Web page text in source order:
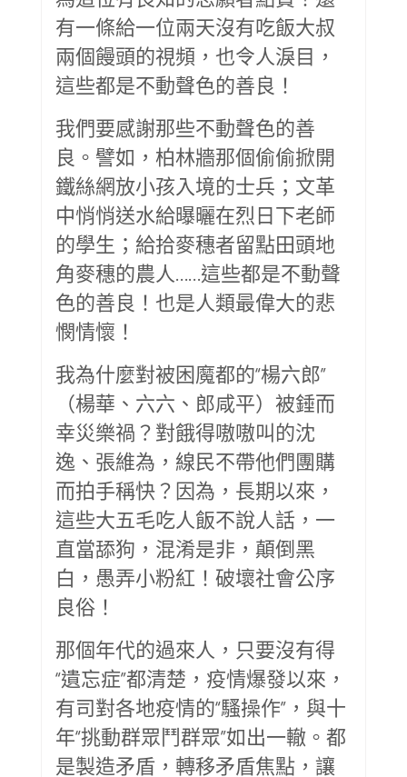
有一條給一位兩天沒有吃飯大叔
兩個饅頭的視頻，也令人淚目，
這些都是不動聲色的善良！
我們要感謝那些不動聲色的善
良。譬如，柏林牆那個偷偷掀開
鐵絲網放小孩入境的士兵；文革
中悄悄送水給曝曬在烈日下老師
的學生；給拾麥穗者留點田頭地
角麥穗的農人……這些都是不動聲
色的善良！也是人類最偉大的悲
憫情懷！
我為什麼對被困魔都的“楊六郎”
（楊華、六六、郎咸平）被錘而
幸災樂禍？對餓得嗷嗷叫的沈
逸、張維為，線民不帶他們團購
而拍手稱快？因為，長期以來，
這些大五毛吃人飯不說人話，一
直當舔狗，混淆是非，顛倒黑
白，愚弄小粉紅！破壞社會公序
良俗！
那個年代的過來人，只要沒有得
“遺忘症”都清楚，疫情爆發以來，
有司對各地疫情的“騷操作”，與十
年“挑動群眾鬥群眾”如出一轍。都
是製造矛盾，轉移矛盾焦點，讓